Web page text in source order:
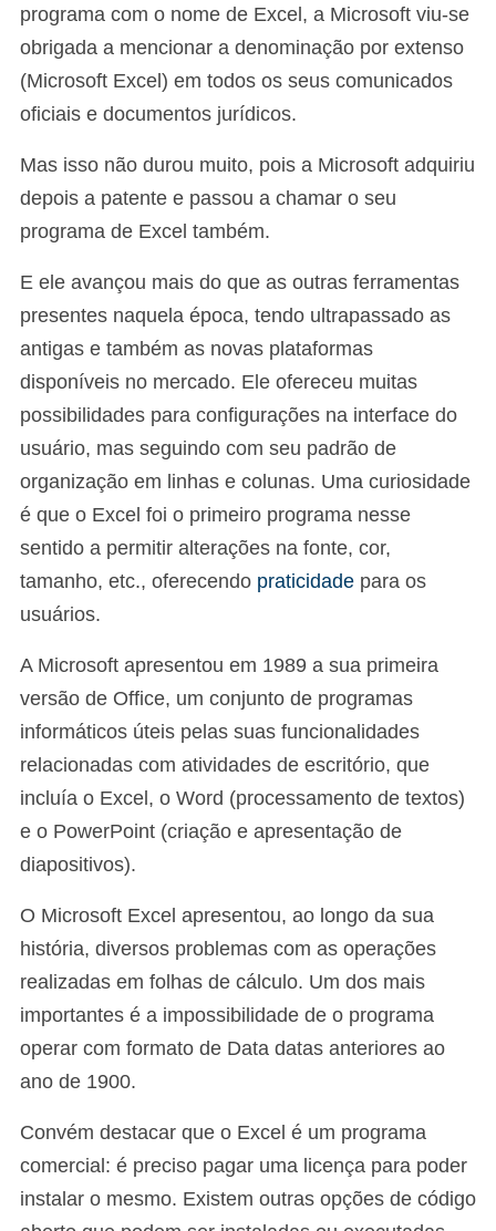
programa com o nome de Excel, a Microsoft viu-se
obrigada a mencionar a denominação por extenso
(Microsoft Excel) em todos os seus comunicados
oficiais e documentos jurídicos.
Mas isso não durou muito, pois a Microsoft adquiriu
depois a patente e passou a chamar o seu
programa de Excel também.
E ele avançou mais do que as outras ferramentas
presentes naquela época, tendo ultrapassado as
antigas e também as novas plataformas
disponíveis no mercado. Ele ofereceu muitas
possibilidades para configurações na interface do
usuário, mas seguindo com seu padrão de
organização em linhas e colunas. Uma curiosidade
é que o Excel foi o primeiro programa nesse
sentido a permitir alterações na fonte, cor,
tamanho, etc., oferecendo praticidade para os
usuários.
A Microsoft apresentou em 1989 a sua primeira
versão de Office, um conjunto de programas
informáticos úteis pelas suas funcionalidades
relacionadas com atividades de escritório, que
incluía o Excel, o Word (processamento de textos)
e o PowerPoint (criação e apresentação de
diapositivos).
O Microsoft Excel apresentou, ao longo da sua
história, diversos problemas com as operações
realizadas em folhas de cálculo. Um dos mais
importantes é a impossibilidade de o programa
operar com formato de Data datas anteriores ao
ano de 1900.
Convém destacar que o Excel é um programa
comercial: é preciso pagar uma licença para poder
instalar o mesmo. Existem outras opções de código